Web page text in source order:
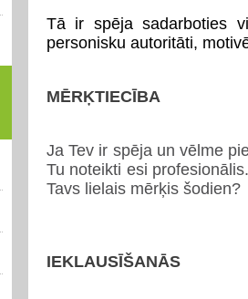
Tā ir spēja sadarboties
personisku autoritāti,
MĒRĶTIECĪBA
Ja Tev ir spēja un vēlme
Tu noteikti esi
Tavs lielais mērķis šodien?
IEKLAUSĪŠANĀS